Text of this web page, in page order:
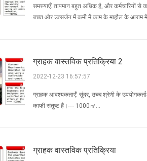
समस्याएँ: तापमान बहुत अधिक है, और कर्मचारियों
बचत और उत्सर्जन में कमी में काम के माहौल के आराम
ग्राहक वास्तविक प्रतिक्रिया 2
2022-12-23 16:57:57
ग्राहक आवश्यकताएँ: सुंदर, उच्च श्रेणी के
काफी संतुष्ट हैं।---- 1000㎡...
ग्राहक वास्तविक प्रतिक्रिया